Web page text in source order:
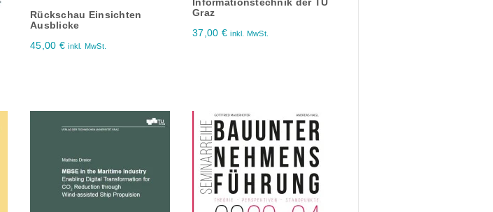
Rückschau Einsichten
Ausblicke
45,00 € inkl. MwSt.
Informationstechnik der TU
Graz
37,00 € inkl. MwSt.